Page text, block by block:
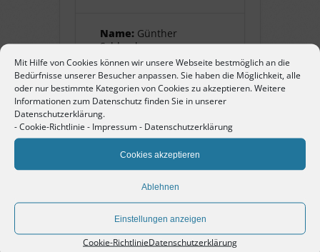
Mit Hilfe von Cookies können wir unsere Webseite bestmöglich an die
Bedürfnisse unserer Besucher anpassen. Sie haben die Möglichkeit, alle
oder nur bestimmte Kategorien von Cookies zu akzeptieren. Weitere
Informationen zum Datenschutz finden Sie in unserer
Datenschutzerklärung.
-Cookie-Richtlinie - Impressum- Datenschutzerklärung
Cookies akzeptieren
Ablehnen
Einstellungen anzeigen
Cookie-RichtlinieDatenschutzerklärung
Name: Günther
Schlorch
Pate:Uwe Mumm
Günther Schlorch
Jude. Er war Schüler an der
22. Oktober 1940 deportiert nach
Gurs. Von dort am 16. April 1942